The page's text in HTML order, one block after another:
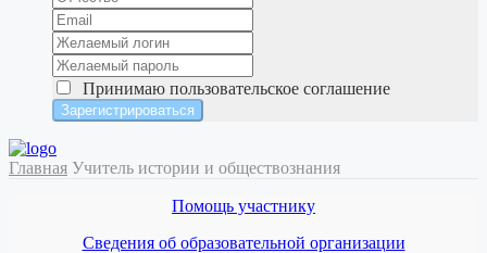
Принимаю пользовательское соглашение
Главная Учитель истории и обществознания
Помощь участнику
Сведения об образовательной организации